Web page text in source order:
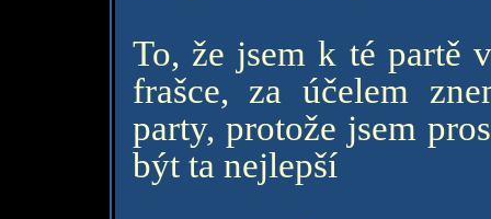
To, že jsem k té partě
frašce, za účelem
party, protože jsem
být ta nejlepší